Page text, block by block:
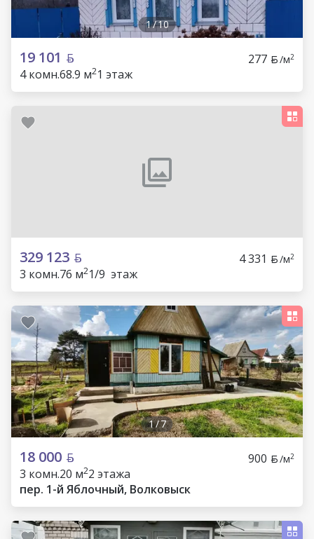
1/10
19 101 277 /м2
4 комн.68.9 м21 этаж
329 123 4 331 /м2
3 комн.76 м21/9 этаж
1/7
18 000 900 /м2
3 комн.20 м22 этажа
пер. 1-й Яблочный, Волковыск